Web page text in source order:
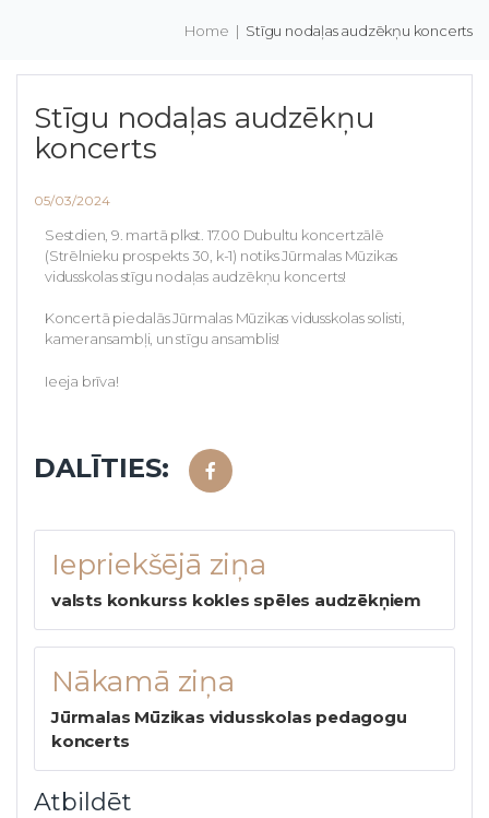
Home | Stīgu nodaļas audzēkņu koncerts
Stīgu nodaļas audzēkņu
koncerts
05/03/2024
Sestdien, 9. martā plkst. 17.00 Dubultu koncertzālē
(Strēlnieku prospekts 30, k-1) notiks Jūrmalas Mūzikas
vidusskolas stīgu nodaļas audzēkņu koncerts!
Koncertā piedalās Jūrmalas Mūzikas vidusskolas solisti,
kameransambļi, un stīgu ansamblis!
Ieeja brīva!
DALĪTIES:
Iepriekšējā ziņa
valsts konkurss kokles spēles audzēkņiem
Nākamā ziņa
Jūrmalas Mūzikas vidusskolas pedagogu
koncerts
Atbildēt